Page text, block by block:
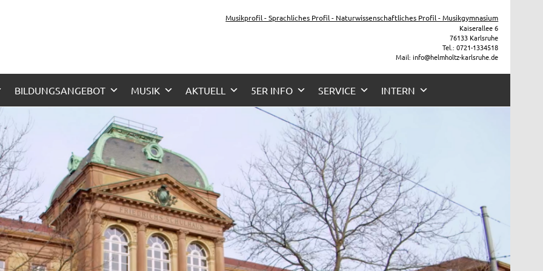
Gymnasium KarlsruheMusikprofil - Sprachliches Profil - Naturwissenschaftliches Profil - Musikgymnasium
Kaiserallee 6
76133 Karlsruhe
Tel.: 0721-1334518
Mail: info@helmholtz-karlsruhe.de
BILDUNGSANGEBOT MUSIK AKTUELL 5ER INFO SERVICE INTERN